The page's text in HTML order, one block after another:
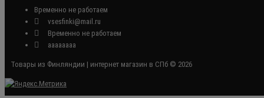
Временно не работаем
vsesfinki@mail.ru
Временно не работаем
аааааааа
Товары из Финляндии | интернет магазин в СПб © 2026